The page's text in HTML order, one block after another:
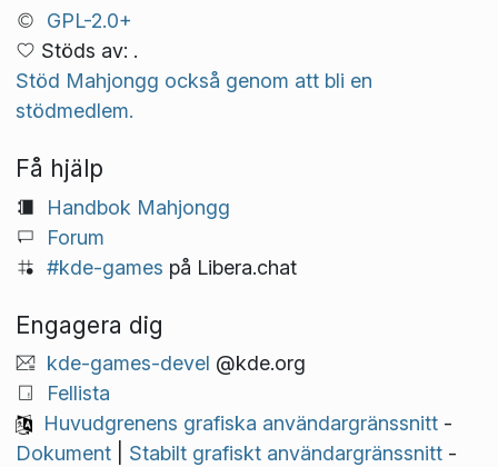
GPL-2.0+
Stöds av: .
Stöd Mahjongg också genom att bli en
stödmedlem.
Få hjälp
Handbok Mahjongg
Forum
#kde-games på Libera.chat
Engagera dig
kde-games-devel @kde.org
Fellista
Huvudgrenens grafiska användargränssnitt-
Dokument| Stabilt grafiskt användargränssnitt-